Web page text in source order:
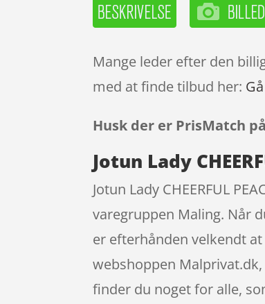
Mange leder efter den
med at finde tilbud her:
Husk der er PrisMatch
Jotun Lady
Jotun Lady CHEERFUL
varegruppen Maling. Når
er efterhånden velkendt at
webshoppen
finder du noget for alle,